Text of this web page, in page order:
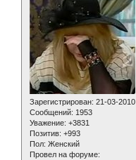
Зарегистрирован: 21-03-2010
Сообщений: 1953
Уважение: +3831
Позитив: +993
Пол: Женский
Провел на форуме: